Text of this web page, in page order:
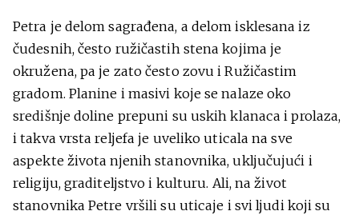
Petra je delom sagrađena, a delom isklesana iz
čudesnih, često ružičastih stena kojima je
okružena, pa je zato često zovu i Ružičastim
gradom. Planine i masivi koje se nalaze oko
središnje doline prepuni su uskih klanaca i prolaza,
i takva vrsta reljefa je uveliko uticala na sve
aspekte života njenih stanovnika, uključujući i
religiju, graditeljstvo i kulturu. Ali, na život
stanovnika Petre vršili su uticaje i svi ljudi koji su